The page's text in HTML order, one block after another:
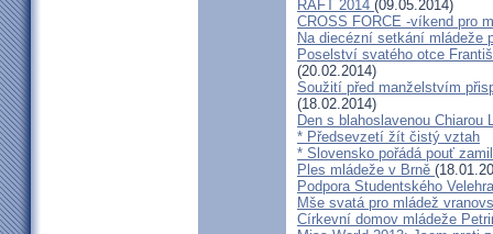
RAFT 2014 (09.05.2014)
CROSS FORCE -víkend pro
Na diecézní setkání mládeže
Poselství svatého otce
(20.02.2014)
Soužití před manželstvím
(18.02.2014)
Den s blahoslavenou Chiarou
* Předsevzetí žít čistý vztah
* Slovensko pořádá pouť
Ples mládeže v Brně
Podpora Studentského
Mše svatá pro mládež
Církevní domov mládeže